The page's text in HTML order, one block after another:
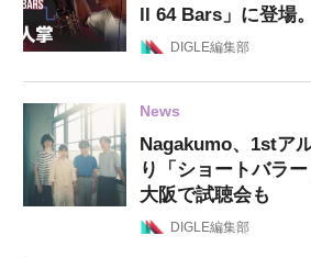
ll 64 Bars」に登場
DIGLE編集部
News
Nagakumo、1stア
り「ショートバラー
大阪で試聴会も
DIGLE編集部